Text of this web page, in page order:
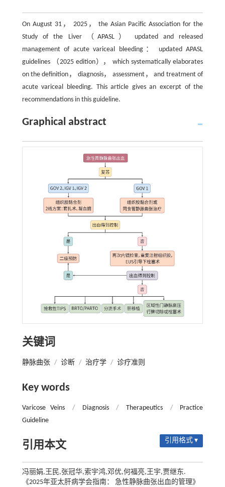
On August 31， 2025， the Asian Pacific Association for the
Study of the Liver （APASL） updated and released
management of acute variceal bleeding： updated APASL
guidelines （2025 edition）， which systematically elaborates
on the definition， diagnosis， assessment， and treatment of
acute variceal bleeding. This article gives an excerpt of the
recommendations in this guideline.
Graphical abstract
关键词
静脉曲张 / 诊断 / 治疗学 / 诊疗准则
Key words
Varicose Veins / Diagnosis / Therapeutics /
Practice
Guideline
引用本文 引用格式 ▾
冯丽娟,王民,张冠华,索宇鸿,邓优,何福亮,王宇,贾继东.
《2025年亚太肝病学会指南： 急性静脉曲张出血的管理》